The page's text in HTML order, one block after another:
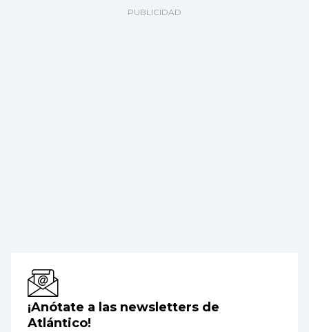
¡Anótate a las newsletters de
Atlántico!